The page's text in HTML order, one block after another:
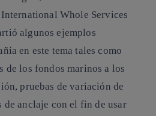
Whole Services
algunos ejemplos
en este tema tales como
de los fondos marinos a los
pruebas de variación de
de anclaje con el fin de usar